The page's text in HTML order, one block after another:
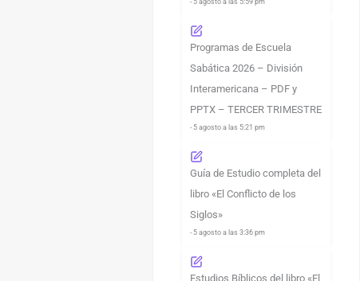
- 5 agosto a las 5:59 pm
Programas de Escuela
Sabática 2026 – División
Interamericana – PDF y
PPTX – TERCER TRIMESTRE
- 5 agosto a las 5:21 pm
Guía de Estudio completa del
libro «El Conflicto de los
Siglos»
- 5 agosto a las 3:36 pm
Estudios Bíblicos del libro «El